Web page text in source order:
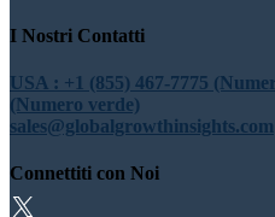
I Nostri Contatti
USA : +1 (855) 467-7775
(Numero verde)
sales@globalgrowthinsights.com
Connettiti con Noi